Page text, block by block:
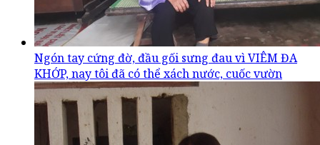
Ngón tay cứng đờ, đầu gối sưng đau vì VIÊM ĐA
KHỚP, nay tôi đã có thể xách nước, cuốc vườn